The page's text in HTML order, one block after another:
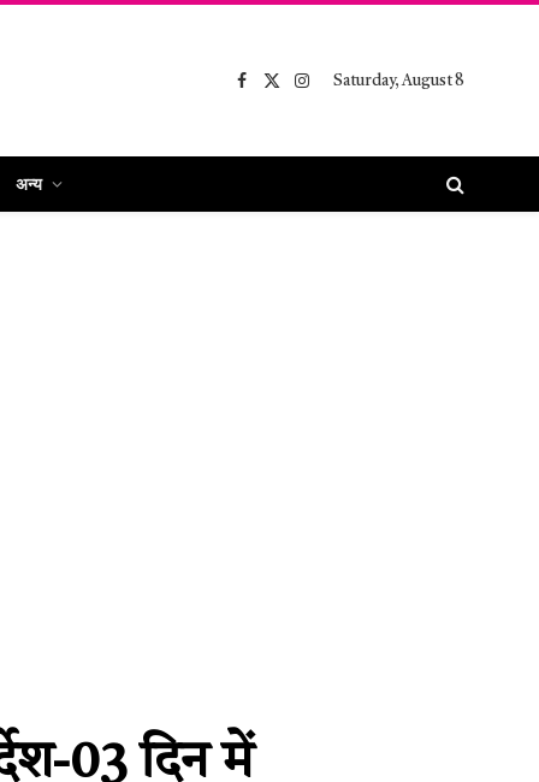
Facebook
X
Instagram
Saturday, August 8
अन्य
03 दिन में